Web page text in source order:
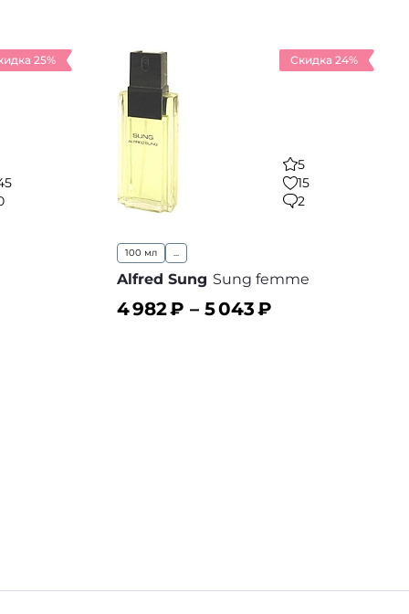
25% Скидка 24%
5
15
2
100 мл ...
Alfred Sung Sung femme
4 982₽ – 5 043₽